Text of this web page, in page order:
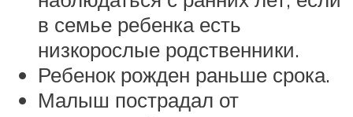
в семье ребенка есть
низкорослые родственники.
Ребенок рожден раньше срока.
Малыш пострадал от